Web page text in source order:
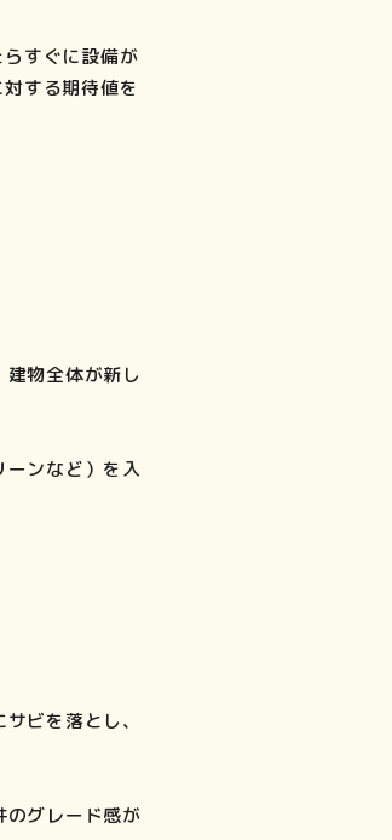
すぐに設備が
する期待値を
物全体が新し
ンなど）を入
ビを落とし、
グレード感が